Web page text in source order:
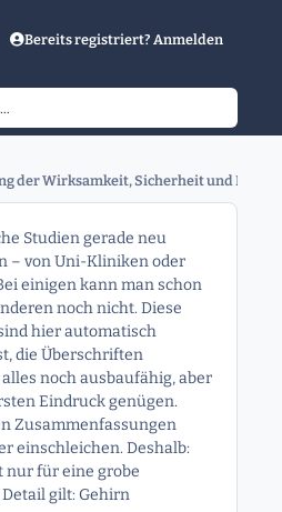
Bereits registriert? Anmelden
Wirksamkeit, Sicherheit und
Studien gerade neu
– von Uni-Kliniken oder
einigen kann man schon
noch nicht. Diese
hier automatisch
die Überschriften
noch ausbaufähig, aber
Eindruck genügen.
Zusammenfassungen
einschleichen. Deshalb:
nur für eine grobe
gilt: Gehirn